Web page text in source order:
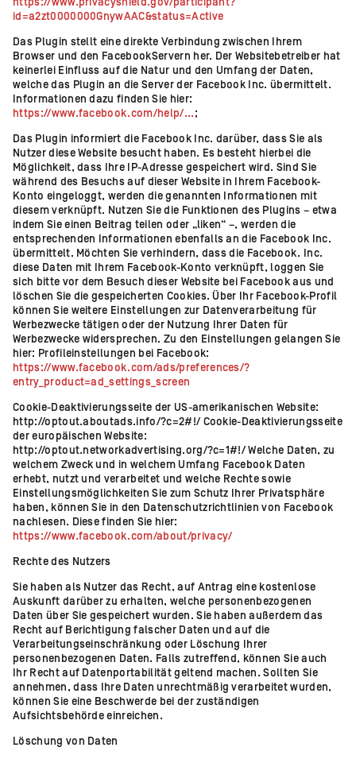
id=a2zt0000000GnywAAC&status=Active
Das Plugin stellt eine direkte Verbindung zwischen Ihrem
Browser und den FacebookServern her. Der Websitebetreiber hat
keinerlei Einfluss auf die Natur und den Umfang der Daten,
welche das Plugin an die Server der Facebook Inc. übermittelt.
Informationen dazu finden Sie hier:
https://www.facebook.com/help/...;
Das Plugin informiert die Facebook Inc. darüber, dass Sie als
Nutzer diese Website besucht haben. Es besteht hierbei die
Möglichkeit, dass Ihre IP-Adresse gespeichert wird. Sind Sie
während des Besuchs auf dieser Website in Ihrem Facebook-
Konto eingeloggt, werden die genannten Informationen mit
diesem verknüpft. Nutzen Sie die Funktionen des Plugins – etwa
indem Sie einen Beitrag teilen oder „liken“ –, werden die
entsprechenden Informationen ebenfalls an die Facebook Inc.
übermittelt. Möchten Sie verhindern, dass die Facebook. Inc.
diese Daten mit Ihrem Facebook-Konto verknüpft, loggen Sie
sich bitte vor dem Besuch dieser Website bei Facebook aus und
löschen Sie die gespeicherten Cookies. Über Ihr Facebook-Profil
können Sie weitere Einstellungen zur Datenverarbeitung für
Werbezwecke tätigen oder der Nutzung Ihrer Daten für
Werbezwecke widersprechen. Zu den Einstellungen gelangen Sie
hier: Profileinstellungen bei Facebook:
https://www.facebook.com/ads/preferences/?
entry_product=ad_settings_screen
Cookie-Deaktivierungsseite der US-amerikanischen Website:
http://optout.aboutads.info/?c=2#!/ Cookie-Deaktivierungsseite
der europäischen Website:
http://optout.networkadvertising.org/?c=1#!/ Welche Daten, zu
welchem Zweck und in welchem Umfang Facebook Daten
erhebt, nutzt und verarbeitet und welche Rechte sowie
Einstellungsmöglichkeiten Sie zum Schutz Ihrer Privatsphäre
haben, können Sie in den Datenschutzrichtlinien von Facebook
nachlesen. Diese finden Sie hier:
https://www.facebook.com/about/privacy/
Rechte des Nutzers
Sie haben als Nutzer das Recht, auf Antrag eine kostenlose
Auskunft darüber zu erhalten, welche personenbezogenen
Daten über Sie gespeichert wurden. Sie haben außerdem das
Recht auf Berichtigung falscher Daten und auf die
Verarbeitungseinschränkung oder Löschung Ihrer
personenbezogenen Daten. Falls zutreffend, können Sie auch
Ihr Recht auf Datenportabilität geltend machen. Sollten Sie
annehmen, dass Ihre Daten unrechtmäßig verarbeitet wurden,
können Sie eine Beschwerde bei der zuständigen
Aufsichtsbehörde einreichen.
Löschung von Daten